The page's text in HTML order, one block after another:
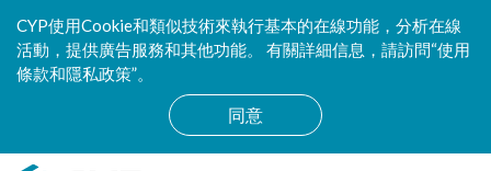
CYP使用Cookie和類似技術來執行基本的在線功能，分析在線
活動，提供廣告服務和其他功能。 有關詳細信息，請訪問“使用
條款和隱私政策”。
同意